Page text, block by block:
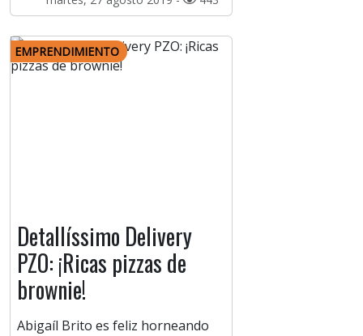
EMPRENDIMIENTO
Detallíssimo Delivery
PZO: ¡Ricas pizzas de
brownie!
Abigaíl Brito es feliz horneando